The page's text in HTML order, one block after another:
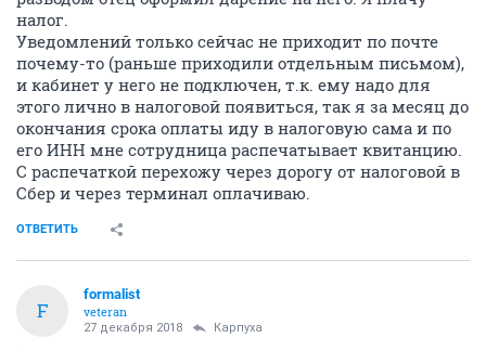
налог.
Уведомлений только сейчас не приходит по почте
почему-то (раньше приходили отдельным письмом),
и кабинет у него не подключен, т.к. ему надо для
этого лично в налоговой появиться, так я за месяц до
окончания срока оплаты иду в налоговую сама и по
его ИНН мне сотрудница распечатывает квитанцию.
С распечаткой перехожу через дорогу от налоговой в
Сбер и через терминал оплачиваю.
ОТВЕТИТЬ
F
formalist
veteran
27 декабря 2018 Карпуха